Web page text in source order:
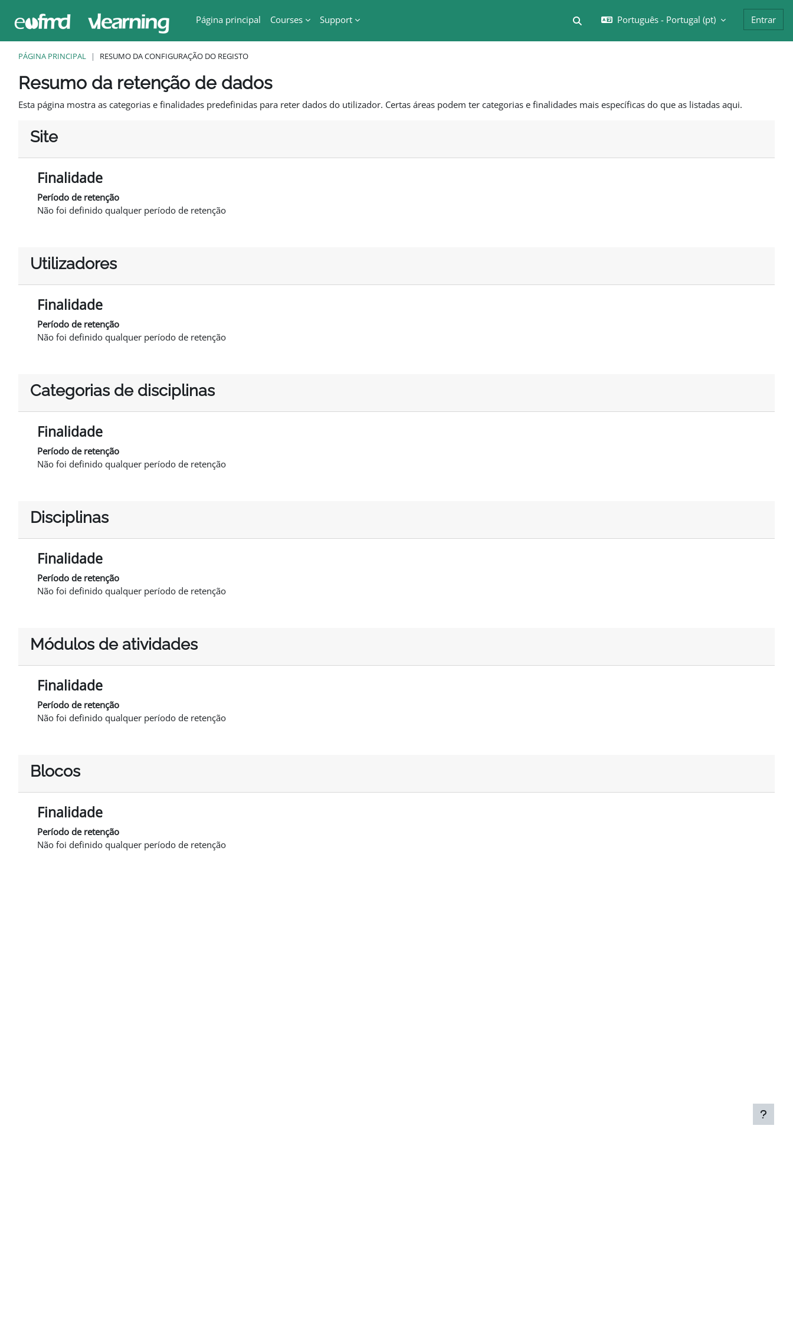
Página principal
Courses Support Alternar a entrada da pesquisa
Português - Portugal ‎(pt)‎ Entrar
PÁGINA PRINCIPAL RESUMO DA CONFIGURAÇÃO DO REGISTO
Resumo da retenção de dados
Esta página mostra as categorias e finalidades predefinidas para reter dados do utilizador. Certas áreas podem ter categorias e finalidades mais específicas do que as listadas aqui.
Site
Finalidade
Período de retenção
Não foi definido qualquer período de retenção
Utilizadores
Finalidade
Período de retenção
Não foi definido qualquer período de retenção
Categorias de disciplinas
Finalidade
Período de retenção
Não foi definido qualquer período de retenção
Disciplinas
Finalidade
Período de retenção
Não foi definido qualquer período de retenção
Módulos de atividades
Finalidade
Período de retenção
Não foi definido qualquer período de retenção
Blocos
Finalidade
Período de retenção
Não foi definido qualquer período de retenção